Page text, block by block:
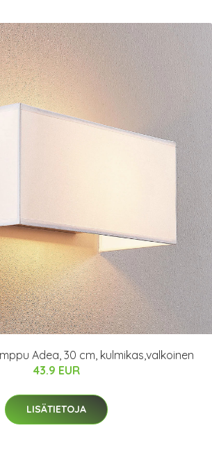
Adea, 30 cm, kulmikas,valkoinen
43.9 EUR
LISÄTIETOJA